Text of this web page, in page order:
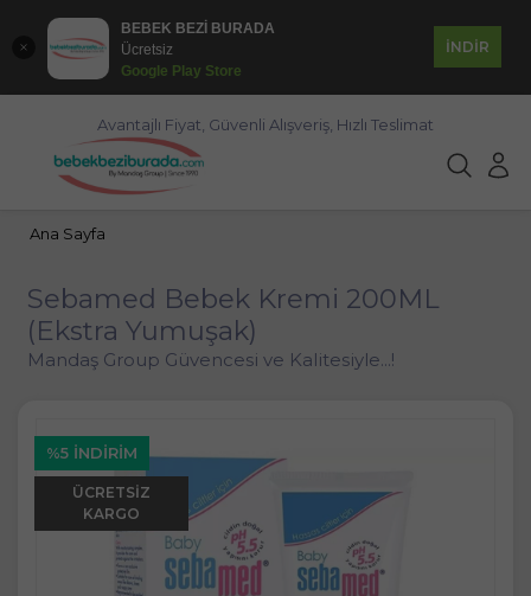
BEBEK BEZİ BURADA
Ücretsiz
Google Play Store
İNDİR
Avantajlı Fiyat, Güvenli Alışveriş, Hızlı Teslimat
Ana Sayfa
Sebamed Bebek Kremi 200ML
(Ekstra Yumuşak)
Mandaş Group Güvencesi ve Kalitesiyle...!
%5 İNDIRIM
ÜCRETSIZ
KARGO